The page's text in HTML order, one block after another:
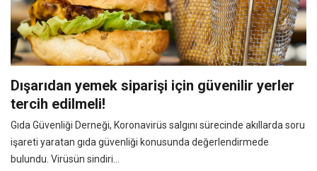
Dışarıdan yemek siparişi için güvenilir yerler
tercih edilmeli!
Gıda Güvenliği Derneği, Koronavirüs salgını sürecinde akıllarda soru
işareti yaratan gıda güvenliği konusunda değerlendirmede
bulundu. Virüsün sindiri...